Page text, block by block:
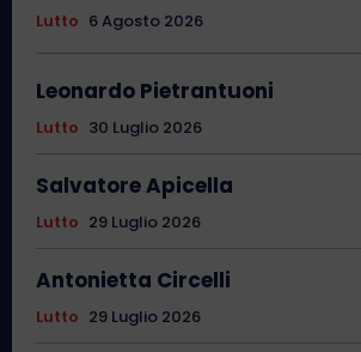
Lutto 6 Agosto 2026
Leonardo Pietrantuoni
Lutto 30 Luglio 2026
Salvatore Apicella
Lutto 29 Luglio 2026
Antonietta Circelli
Lutto 29 Luglio 2026